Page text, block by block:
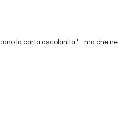
la carta ascolanita '....ma che ne